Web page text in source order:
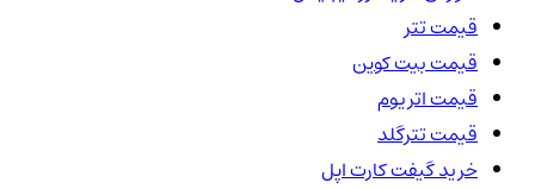
قیمت تتر
قیمت بیت کوین
قیمت اتریوم
قیمت تترگلد
خرید گیفت کارت اپل